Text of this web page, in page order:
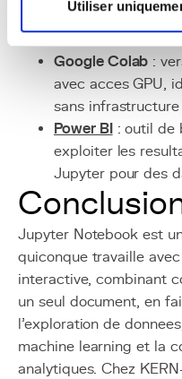
Utiliser
scikit-learn:
Google Colab :
avec acces GPU,
sans infrastructure
Power BI: outil de
exploiter les
Jupyter pour des
Jupyter Notebook est
quiconque travaille
interactive, combinant
un seul document, en
l'exploration de
machine learning et la
analytiques. Chez